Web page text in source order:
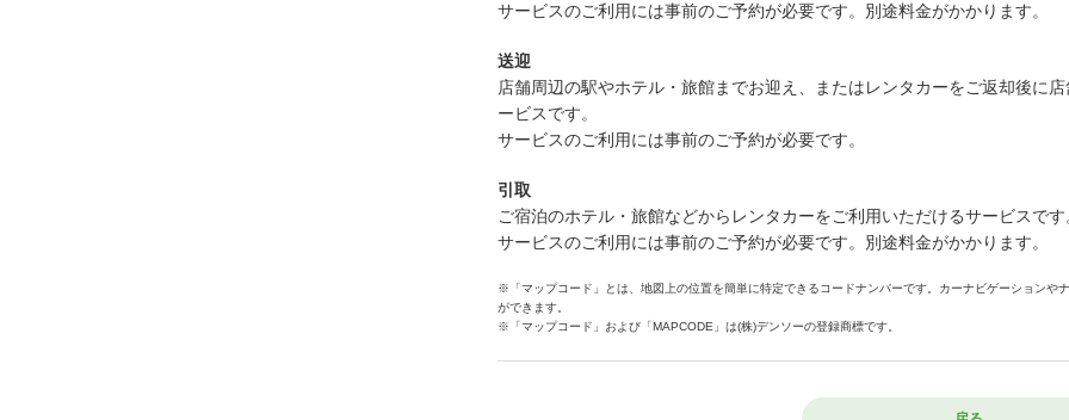
サービスのご利用には事前のご予約が必要です。別途料金がかかります。
送迎
店舗周辺の駅やホテル・旅館までお迎え、またはレンタカーをご返却後に
ービスです。
サービスのご利用には事前のご予約が必要です。
引取
ご宿泊のホテル・旅館などからレンタカーをご利用いただけるサービスです
サービスのご利用には事前のご予約が必要です。別途料金がかかります。
※「マップコード」とは、地図上の位置を簡単に特定できるコードナンバーです。カーナビゲーションや
ができます。
※「マップコード」および「MAPCODE」は(株)デンソーの登録商標です。